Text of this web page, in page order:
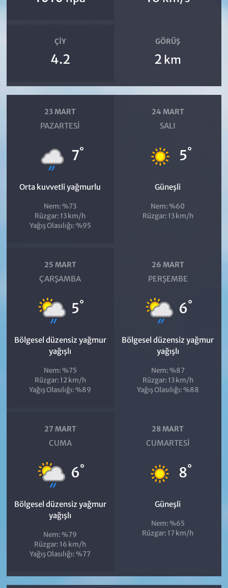
ÇIY
4.2
GÖRÜŞ
2 km
23 MART
PAZARTESI
7°
Orta kuvvetli yağmurlu
Nem: %73
Rüzgar: 13 km/h
Yağış Olasılığı: %95
24 MART
SALI
5°
Güneşli
Nem: %60
Rüzgar: 13 km/h
25 MART
ÇARŞAMBA
5°
Bölgesel düzensiz yağmur
yağışlı
Nem: %75
Rüzgar: 12 km/h
Yağış Olasılığı: %89
26 MART
PERŞEMBE
6°
Bölgesel düzensiz yağmur
yağışlı
Nem: %87
Rüzgar: 13 km/h
Yağış Olasılığı: %88
27 MART
CUMA
6°
Bölgesel düzensiz yağmur
yağışlı
Nem: %79
Rüzgar: 16 km/h
Yağış Olasılığı: %77
28 MART
CUMARTESI
8°
Güneşli
Nem: %65
Rüzgar: 17 km/h